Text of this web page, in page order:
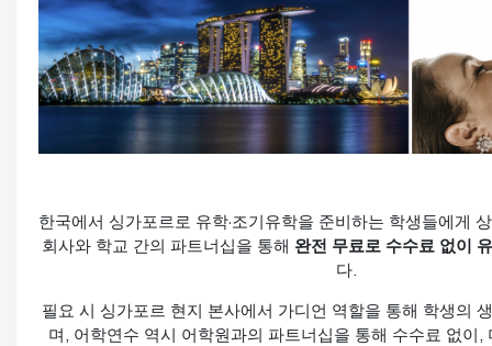
한국에서 싱가포르로 유학·조기유학을 준비하는 학생들에게
회사와 학교 간의 파트너십을 통해 완전 무료로 수수료 없이
다.
필요 시 싱가포르 현지 본사에서 가디언 역할을 통해 학생의
며, 어학연수 역시 어학원과의 파트너십을 통해 수수료 없이,